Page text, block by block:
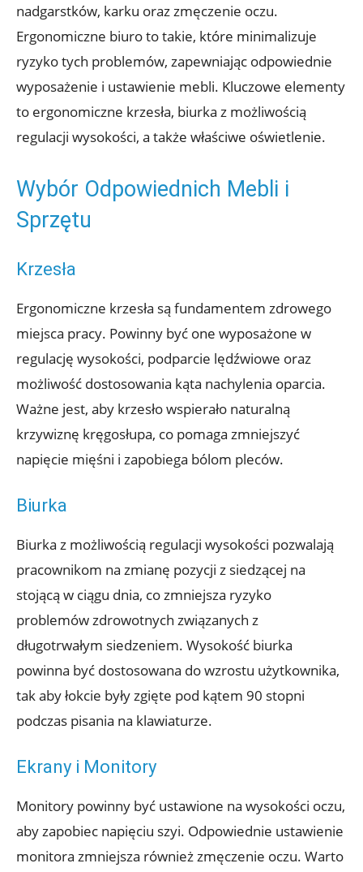
nadgarstków, karku oraz zmęczenie oczu.
Ergonomiczne biuro to takie, które minimalizuje
ryzyko tych problemów, zapewniając odpowiednie
wyposażenie i ustawienie mebli. Kluczowe elementy
to ergonomiczne krzesła, biurka z możliwością
regulacji wysokości, a także właściwe oświetlenie.
Wybór Odpowiednich Mebli i
Sprzętu
Krzesła
Ergonomiczne krzesła są fundamentem zdrowego
miejsca pracy. Powinny być one wyposażone w
regulację wysokości, podparcie lędźwiowe oraz
możliwość dostosowania kąta nachylenia oparcia.
Ważne jest, aby krzesło wspierało naturalną
krzywiznę kręgosłupa, co pomaga zmniejszyć
napięcie mięśni i zapobiega bólom pleców.
Biurka
Biurka z możliwością regulacji wysokości pozwalają
pracownikom na zmianę pozycji z siedzącej na
stojącą w ciągu dnia, co zmniejsza ryzyko
problemów zdrowotnych związanych z
długotrwałym siedzeniem. Wysokość biurka
powinna być dostosowana do wzrostu użytkownika,
tak aby łokcie były zgięte pod kątem 90 stopni
podczas pisania na klawiaturze.
Ekrany i Monitory
Monitory powinny być ustawione na wysokości oczu,
aby zapobiec napięciu szyi. Odpowiednie ustawienie
monitora zmniejsza również zmęczenie oczu. Warto